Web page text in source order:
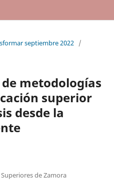
septiembre 2022 /
metodologías
superior
desde la
de Zamora